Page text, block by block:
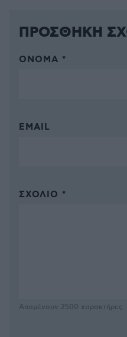
ΠΡΟΣΘΗΚΗ
ΌΝΟΜΑ *
EMAIL
ΣΧΌΛΙΟ *
Απομένουν 2500 χαρακτήρες